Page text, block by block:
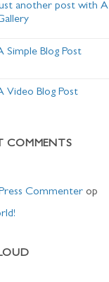
another post with A
Simple Blog Post
Video Blog Post
COMMENTS
Commenterop